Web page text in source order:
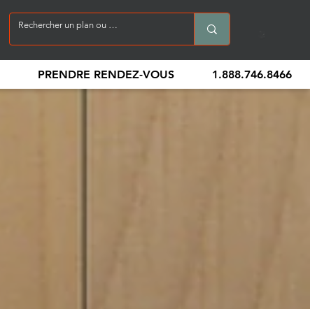
PRENDRE RENDEZ-VOUS 1.888.746.8466